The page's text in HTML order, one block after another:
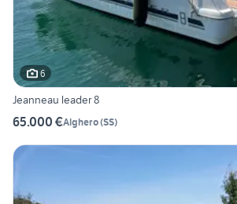
6
Jeanneau leader 8
65.000 €Alghero(SS)